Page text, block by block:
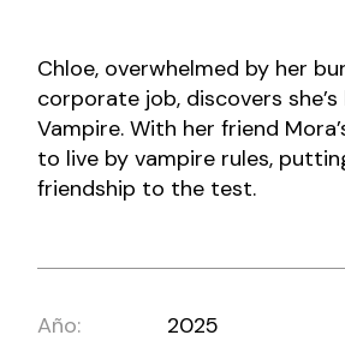
Chloe, overwhelmed by her
corporate job, discovers
Vampire. With her friend
to live by vampire rules,
friendship to the test.
Año:
2025